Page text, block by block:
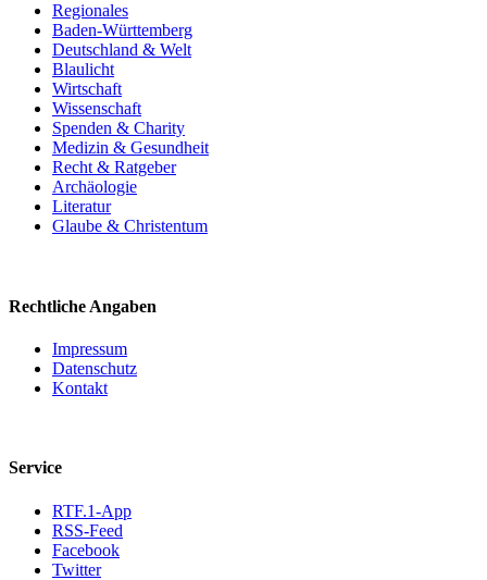
Regionales
Baden-Württemberg
Deutschland & Welt
Blaulicht
Wirtschaft
Wissenschaft
Spenden & Charity
Medizin & Gesundheit
Recht & Ratgeber
Archäologie
Literatur
Glaube & Christentum
Rechtliche Angaben
Impressum
Datenschutz
Kontakt
Service
RTF.1-App
RSS-Feed
Facebook
Twitter